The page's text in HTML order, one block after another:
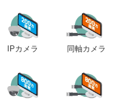
IPカメラ 同軸カメラ